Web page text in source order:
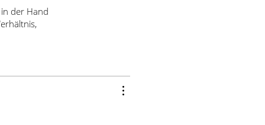
der Hand